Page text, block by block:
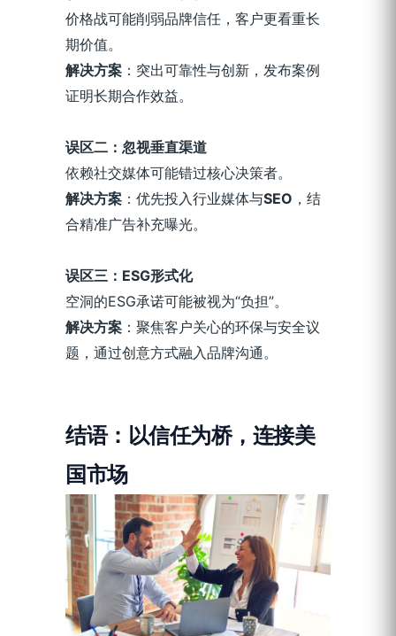
价格战可能削弱品牌信任，客户更看重长
期价值。
解决方案 ：突出可靠性与创新，发布案例
证明长期合作效益。
误区二：忽视垂直渠道
依赖社交媒体可能错过核心决策者。
解决方案 ：优先投入行业媒体与SEO ，结
合精准广告补充曝光。
误区三：ESG形式化
空洞的ESG承诺可能被视为“负担”。
解决方案 ：聚焦客户关心的环保与安全议
题，通过创意方式融入品牌沟通。
结语：以信任为桥，连接美
国市场